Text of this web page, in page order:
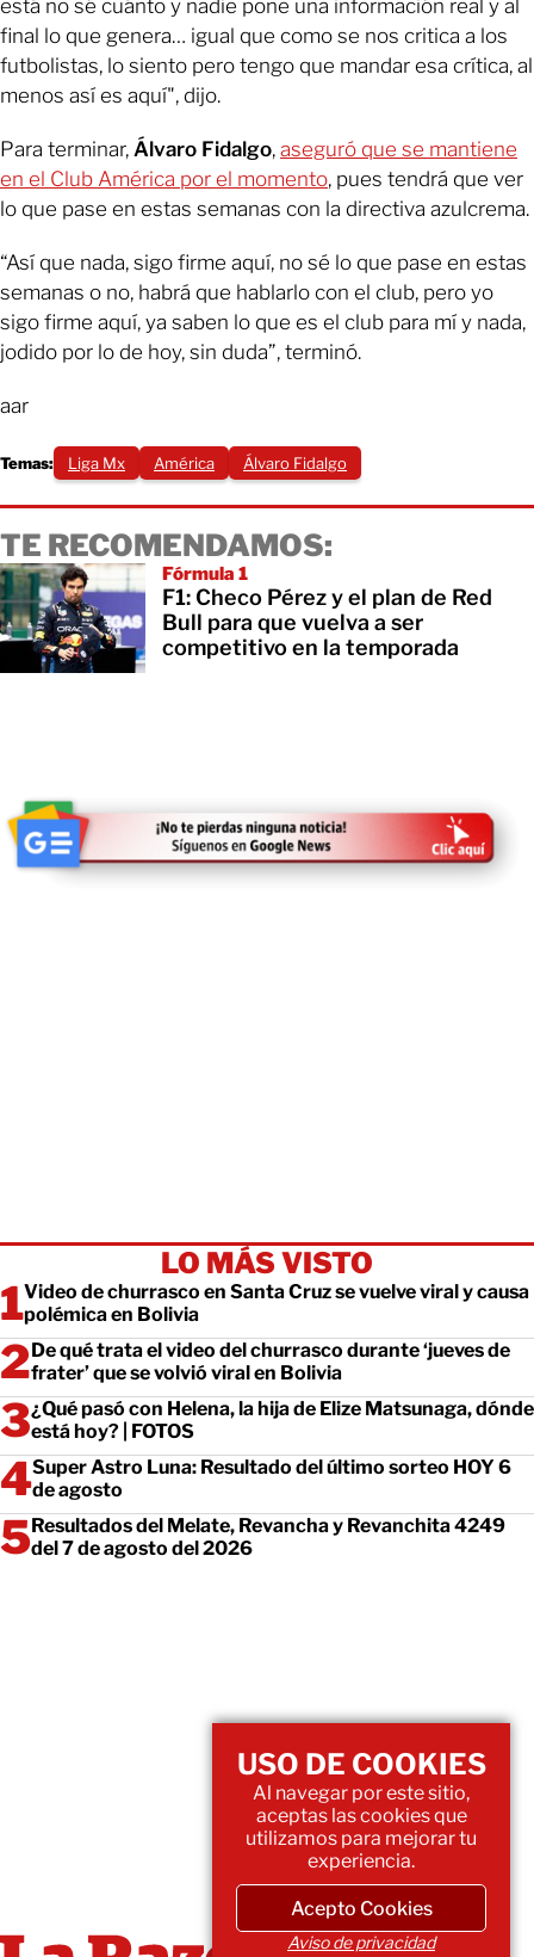
está no sé cuánto y nadie pone una información real y al
final lo que genera… igual que como se nos critica a los
futbolistas, lo siento pero tengo que mandar esa crítica, al
menos así es aquí", dijo.
Para terminar, Álvaro Fidalgo, aseguró que se mantiene
en el Club América por el momento, pues tendrá que ver
lo que pase en estas semanas con la directiva azulcrema.
“Así que nada, sigo firme aquí, no sé lo que pase en estas
semanas o no, habrá que hablarlo con el club, pero yo
sigo firme aquí, ya saben lo que es el club para mí y nada,
jodido por lo de hoy, sin duda”, terminó.
aar
Temas: Liga Mx América Álvaro Fidalgo
TE RECOMENDAMOS:
Fórmula 1
F1: Checo Pérez y el plan de Red
Bull para que vuelva a ser
competitivo en la temporada
LO MÁS VISTO
Video de churrasco en Santa Cruz se vuelve viral y causa
polémica en Bolivia
De qué trata el video del churrasco durante ‘jueves de
frater’ que se volvió viral en Bolivia
¿Qué pasó con Helena, la hija de Elize Matsunaga, dónde
está hoy? | FOTOS
Super Astro Luna: Resultado del último sorteo HOY 6
de agosto
Resultados del Melate, Revancha y Revanchita 4249
del 7 de agosto del 2026
USO DE COOKIES
Al navegar por este sitio,
aceptas las cookies que
utilizamos para mejorar tu
experiencia.
Acepto Cookies
Aviso de privacidad